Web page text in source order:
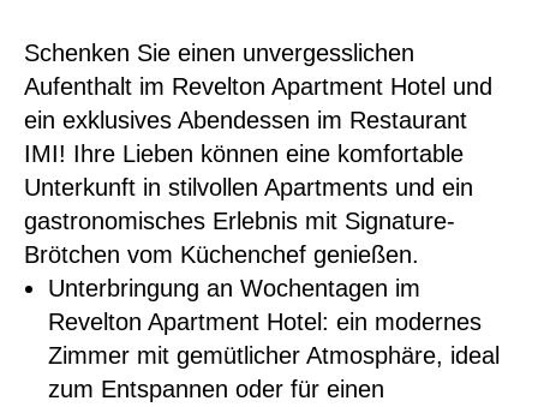
Schenken Sie einen unvergesslichen
Aufenthalt im Revelton Apartment Hotel und
ein exklusives Abendessen im Restaurant
IMI! Ihre Lieben können eine komfortable
Unterkunft in stilvollen Apartments und ein
gastronomisches Erlebnis mit Signature-
Brötchen vom Küchenchef genießen.
Unterbringung an Wochentagen im
Revelton Apartment Hotel: ein modernes
Zimmer mit gemütlicher Atmosphäre, ideal
zum Entspannen oder für einen